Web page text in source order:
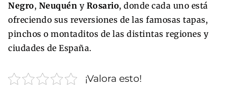
Negro, Neuquén yRosario, donde cada uno está
ofreciendo sus reversiones de las famosas tapas,
pinchos o montaditos de las distintas regiones y
ciudades de España.
¡Valora esto!